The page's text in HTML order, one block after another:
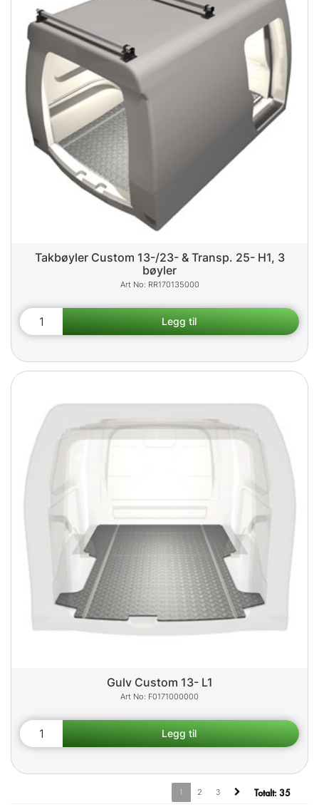
Takbøyler Custom 13-/23- & Transp. 25- H1, 3
bøyler
RR170135000
Gulv Custom 13- L1
F0171000000
1 2 3 Totalt: 35